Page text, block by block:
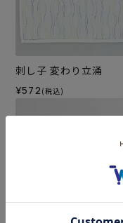
刺し子 変わり立涌
¥572 (税込)